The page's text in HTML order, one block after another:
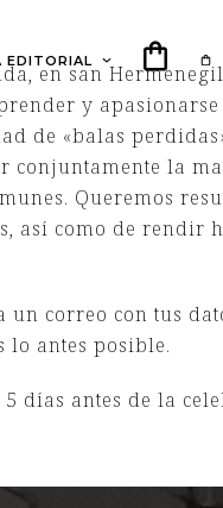
EDITORIAL
en san
y
de «balas
conjuntamente la
Queremos
así como de
correo con tus
lo antes posible.
días antes de la